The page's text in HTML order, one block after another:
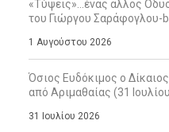
«Τύψεις»…ένας άλλος
του Γιώργου Σαράφογλου-
1 Αυγούστου 2026
Όσιος Ευδόκιμος ο
από Αριμαθαίας (31
31 Ιουλίου 2026